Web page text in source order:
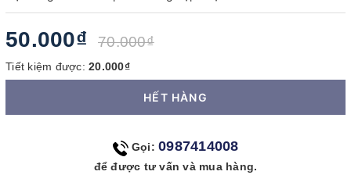
50.000₫ 70.000₫
Tiết kiệm được: 20.000₫
HẾT HÀNG
Gọi: 0987414008
để được tư vấn và mua hàng.